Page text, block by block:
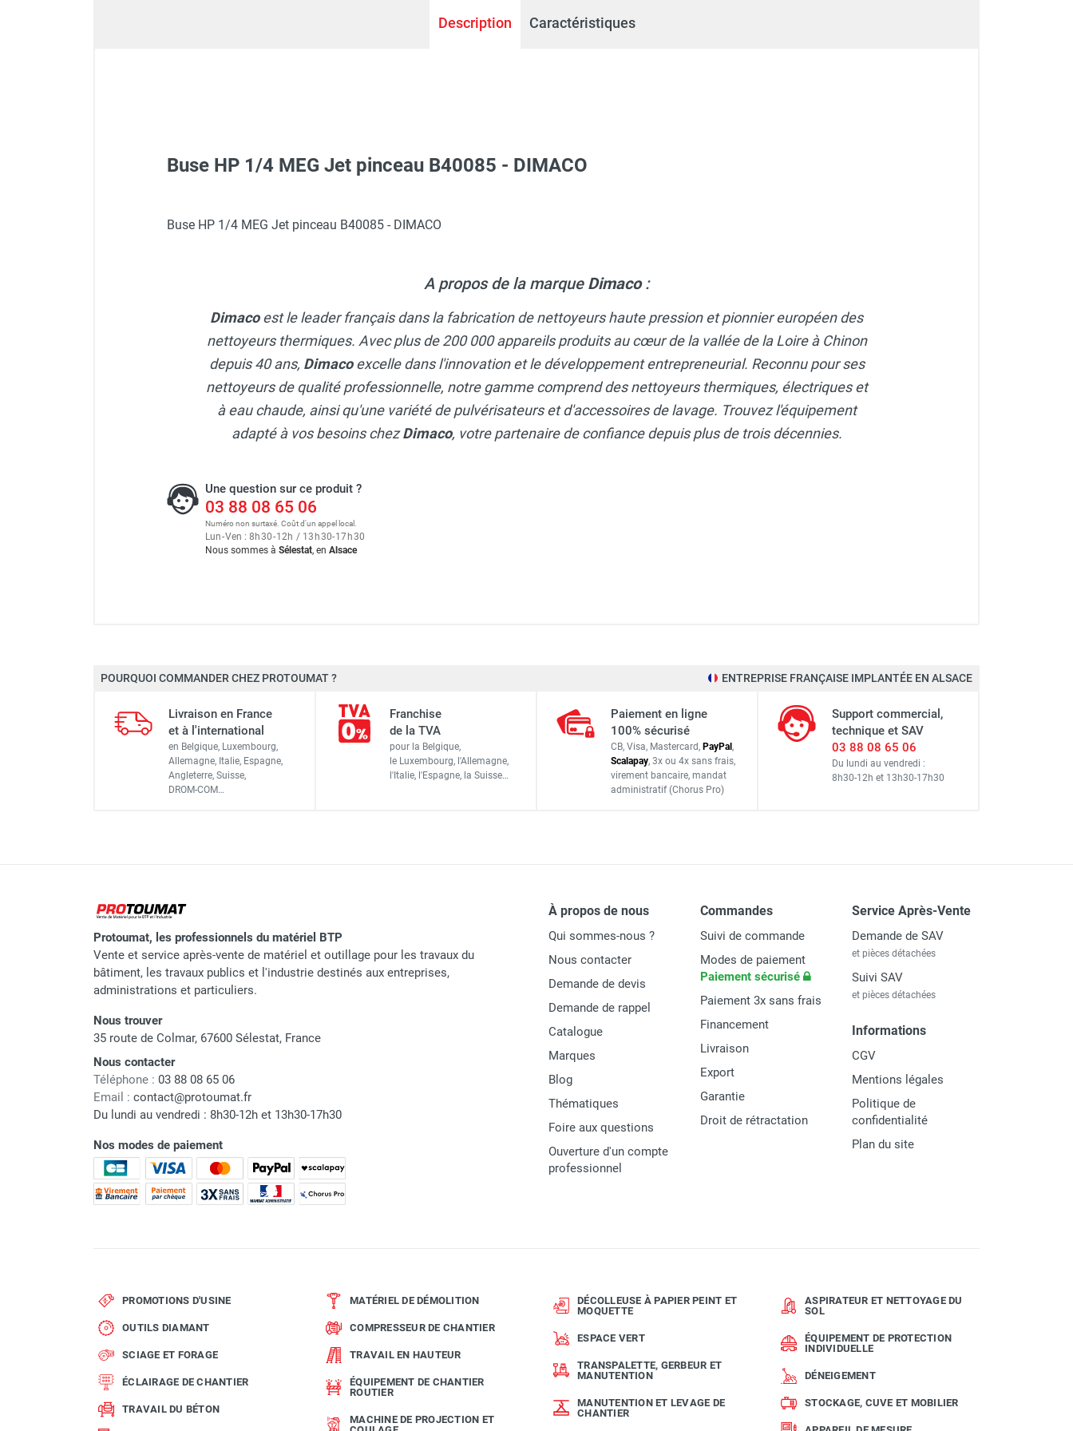
ASPIRATEUR ET NETTOYAGE
DÉNEIGEMENT
TRAITEMENT DE L'AIR
Description Caractéristiques
Buse HP 1/4 MEG Jet pinceau B40085 - DIMACO
Buse HP 1/4 MEG Jet pinceau B40085 - DIMACO
A propos de la marque Dimaco:
Dimacoest le leader français dans la fabrication de nettoyeurs haute pression et pionnier européen des
nettoyeurs thermiques. Avec plus de 200 000 appareils produits au cœur de la vallée de la Loire à Chinon
depuis 40 ans, Dimacoexcelle dans l'innovation et le développement entrepreneurial. Reconnu pour ses
nettoyeurs de qualité professionnelle, notre gamme comprend des nettoyeurs thermiques, électriques et
à eau chaude, ainsi qu'une variété de pulvérisateurs et d'accessoires de lavage. Trouvez l'équipement
adapté à vos besoins chezDimaco, votre partenaire de confiance depuis plus de trois décennies.
Une question sur ce produit ?
03 88 08 65 06
Numéro non surtaxé. Coût d'un appel local.
Lun-Ven : 8h30-12h / 13h30-17h30
Nous sommes à Sélestat, en Alsace
Marque Dimaco
Référence fournisseur B40085
Classement produit PIECES DETACHEES
POURQUOI COMMANDER CHEZ PROTOUMAT ? ENTREPRISE FRANÇAISE IMPLANTÉE EN ALSACE
Livraison en France
et à l'international
en Belgique, Luxembourg,
Allemagne, Italie, Espagne,
Angleterre, Suisse,
DROM-COM…
Franchise
de la TVA
pour la Belgique,
le Luxembourg, l'Allemagne,
l'Italie, l'Espagne, la Suisse…
Paiement en ligne
100% sécurisé
CB, Visa, Mastercard, PayPal,
Scalapay, 3x ou 4x sans frais,
virement bancaire, mandat
administratif (Chorus Pro)
Support commercial,
technique et SAV
03 88 08 65 06
Du lundi au vendredi :
8h30-12h et 13h30-17h30
Protoumat, les professionnels du matériel BTP
Vente et service après-vente de matériel et outillage pour les travaux du
bâtiment, les travaux publics et l'industrie destinés aux entreprises,
administrations et particuliers.
Nous trouver
35 route de Colmar, 67600 Sélestat, France
Nous contacter
Téléphone : 03 88 08 65 06
Email : contact@protoumat.fr
Du lundi au vendredi : 8h30-12h et 13h30-17h30
Nos modes de paiement
À propos de nous
Qui sommes-nous ?
Nous contacter
Demande de devis
Demande de rappel
Catalogue
Marques
Blog
Thématiques
Foire aux questions
Ouverture d'un compte
professionnel
Commandes
Suivi de commande
Modes de paiement
Paiement sécurisé
Paiement 3x sans frais
Financement
Livraison
Export
Garantie
Droit de rétractation
Service Après-Vente
Demande de SAV
et pièces détachées
Suivi SAV
et pièces détachées
Informations
CGV
Mentions légales
Politique de
confidentialité
Plan du site
PROMOTIONS D'USINE
OUTILS DIAMANT
SCIAGE ET FORAGE
ÉCLAIRAGE DE CHANTIER
TRAVAIL DU BÉTON
MATÉRIEL DE DÉMOLITION
COMPRESSEUR DE CHANTIER
TRAVAIL EN HAUTEUR
ÉQUIPEMENT DE CHANTIER
ROUTIER
MACHINE DE PROJECTION ET
DÉCOLLEUSE À PAPIER PEINT ET
MOQUETTE
ESPACE VERT
TRANSPALETTE, GERBEUR ET
MANUTENTION
MANUTENTION ET LEVAGE DE
CHANTIER
ASPIRATEUR ET NETTOYAGE DU
SOL
ÉQUIPEMENT DE PROTECTION
INDIVIDUELLE
DÉNEIGEMENT
STOCKAGE, CUVE ET MOBILIER